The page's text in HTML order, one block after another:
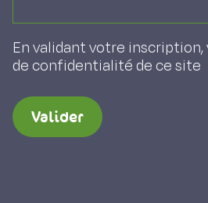
En validant votre
de confidentialité de ce site
Valider